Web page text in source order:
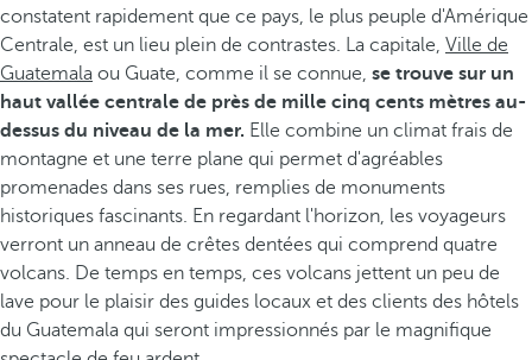
constatent rapidement que ce pays, le plus peuple d'Amérique
Centrale, est un lieu plein de contrastes. La capitale, Ville de
Guatemala ou Guate, comme il se connue, se trouve sur un
haut vallée centrale de près de mille cinq cents mètres au-
dessus du niveau de la mer. Elle combine un climat frais de
montagne et une terre plane qui permet d'agréables
promenades dans ses rues, remplies de monuments
historiques fascinants. En regardant l'horizon, les voyageurs
verront un anneau de crêtes dentées qui comprend quatre
volcans. De temps en temps, ces volcans jettent un peu de
lave pour le plaisir des guides locaux et des clients des hôtels
du Guatemala qui seront impressionnés par le magnifique